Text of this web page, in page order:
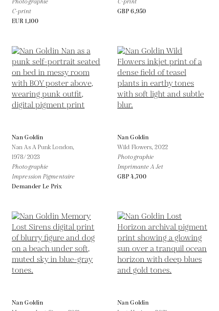
C-print
EUR 1,100
GBP 6,950
Nan Goldin
Nan As A Punk London,
1978/2023
Photographie
Impression Pigmentaire
Demander Le Prix
Nan Goldin
Wild Flowers,2022
Photographie
Imprimante A Jet
GBP 4,700
Nan Goldin
Nan Goldin